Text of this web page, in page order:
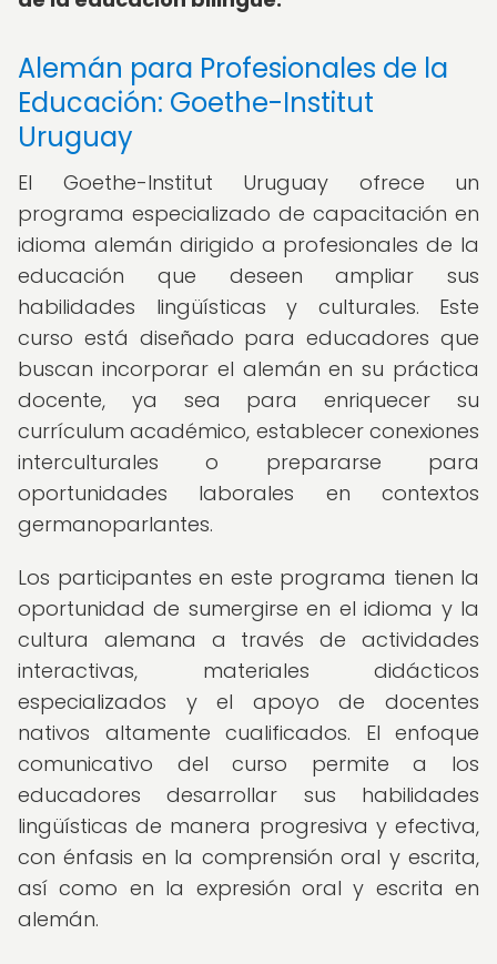
Alemán para Profesionales de la
Educación: Goethe-Institut
Uruguay
El Goethe-Institut Uruguay ofrece un
programa especializado de capacitación en
idioma alemán dirigido a profesionales de la
educación que deseen ampliar sus
habilidades lingüísticas y culturales. Este
curso está diseñado para educadores que
buscan incorporar el alemán en su práctica
docente, ya sea para enriquecer su
currículum académico, establecer conexiones
interculturales o prepararse para
oportunidades laborales en contextos
germanoparlantes.
Los participantes en este programa tienen la
oportunidad de sumergirse en el idioma y la
cultura alemana a través de actividades
interactivas, materiales didácticos
especializados y el apoyo de docentes
nativos altamente cualificados. El enfoque
comunicativo del curso permite a los
educadores desarrollar sus habilidades
lingüísticas de manera progresiva y efectiva,
con énfasis en la comprensión oral y escrita,
así como en la expresión oral y escrita en
alemán.